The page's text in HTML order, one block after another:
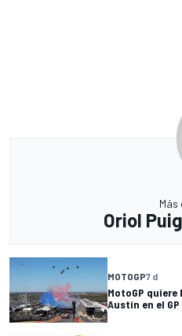
Más
Oriol
MOTOGP7 d
MotoGP
Austin en el